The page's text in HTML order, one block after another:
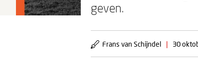
geven.
Frans van Schijndel | 30